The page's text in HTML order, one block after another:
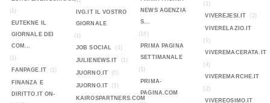
(1)
EUTEKNE IL
GIORNALE DEI
COM...
(1)
FANPAGE.IT
(1)
FINANZA E
DIRITTO.IT ON-
IVG.IT IL VOSTRO
GIORNALE
(1)
JOB SOCIAL
(1)
JULIENEWS.IT (1)
JUORNO.IT (0)
JUORNO.IT (3)
KAIROSPARTNERS.COM
NEWS AGENZIA
S...
(16)
PRIMA PAGINA
SETTIMANALE
(1)
PRIMA-
PAGINA.COM
(1)
VIVEREJESI.IT
(2)
VIVERELAZIO.IT
(1)
VIVEREMACERATA.IT
(4)
VIVEREMARCHE.IT
(2)
VIVEREOSIMO.IT